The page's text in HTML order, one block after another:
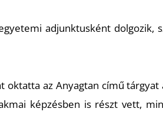
adjunktusként dolgozik,
oktatta az Anyagtan című tárgyat
képzésben is részt vett,